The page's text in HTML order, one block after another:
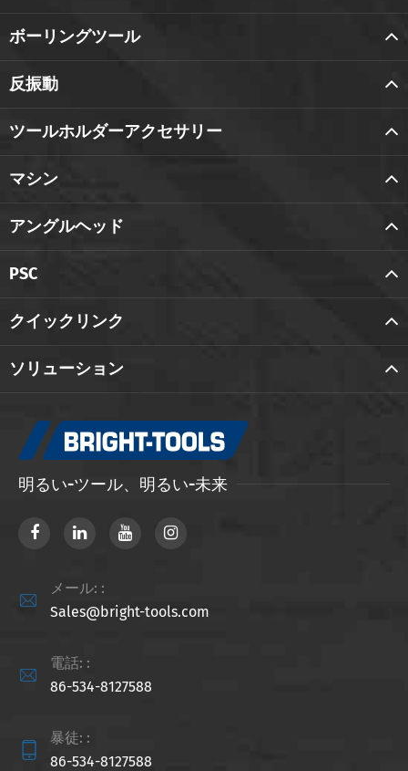
ボーリングツール
反振動
ツールホルダーアクセサリー
マシン
アングルヘッド
PSC
クイックリンク
ソリューション
明るい-ツール、明るい-未来

メール: :
Sales@bright-tools.com

電話: :
86-534-8127588

暴徒: :
86-534-8127588